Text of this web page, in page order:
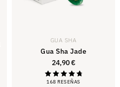
GUA SHA
Gua Sha Jade
24,90€
168 RESEÑAS
Calificación: